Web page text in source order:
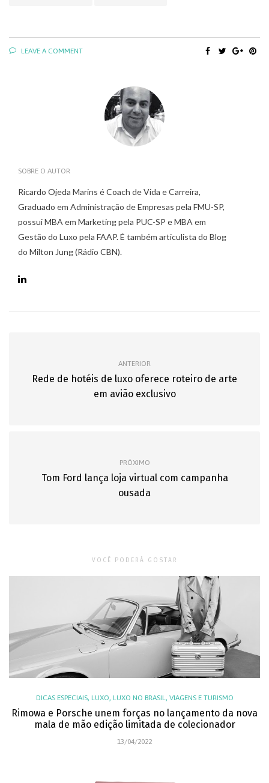
LEAVE A COMMENT
SOBRE O AUTOR
Ricardo Ojeda Marins é Coach de Vida e Carreira,
Graduado em Administração de Empresas pela FMU-SP,
possui MBA em Marketing pela PUC-SP e MBA em
Gestão do Luxo pela FAAP. É também articulista do Blog
do Milton Jung (Rádio CBN).
ANTERIOR
Rede de hotéis de luxo oferece roteiro de arte
em avião exclusivo
PRÓXIMO
Tom Ford lança loja virtual com campanha
ousada
VOCÊ PODERÁ GOSTAR
DICAS ESPECIAIS, LUXO, LUXO NO BRASIL, VIAGENS E TURISMO
Rimowa e Porsche unem forças no lançamento da nova
mala de mão edição limitada de colecionador
13/04/2022